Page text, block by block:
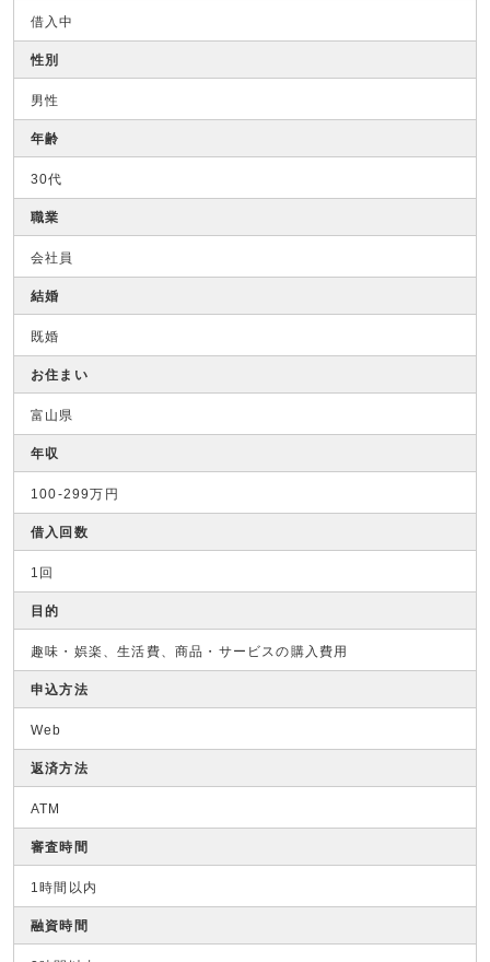
借入中
性別
男性
年齢
30代
職業
会社員
結婚
既婚
お住まい
富山県
年収
100-299万円
借入回数
1回
目的
趣味・娯楽、生活費、商品・サービスの購入費用
申込方法
Web
返済方法
ATM
審査時間
1時間以内
融資時間